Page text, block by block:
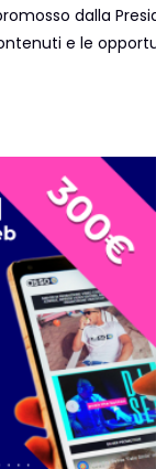
dalla
e le